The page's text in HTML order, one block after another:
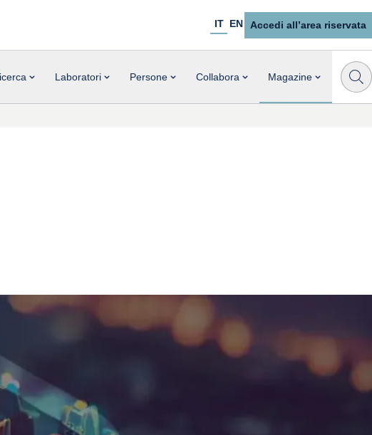
IT EN Accedi all’area riservata
Laboratori Persone Collabora Magazine